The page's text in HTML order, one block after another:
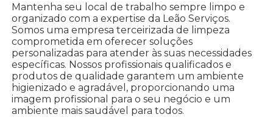
Mantenha seu local de trabalho sempre limpo e
organizado com a expertise da Leão Serviços.
Somos uma empresa terceirizada de limpeza
comprometida em oferecer soluções
personalizadas para atender às suas necessidades
específicas. Nossos profissionais qualificados e
produtos de qualidade garantem um ambiente
higienizado e agradável, proporcionando uma
imagem profissional para o seu negócio e um
ambiente mais saudável para todos.